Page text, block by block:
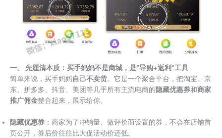
一、 先厘清本质：买手妈妈不是商城，是“导购+返利”工具
简单来说，买手妈妈自己不卖货。它是一个聚合平台，把淘宝、京
东、拼多多、抖音、美团等几乎所有主流电商的隐藏优惠券和商家
推广佣金整合起来，展示给你。
隐藏优惠券 ：商家为了冲销量、做评价而设置的券，不会在店铺首
页公开，券后价往往比大促活动价还低。